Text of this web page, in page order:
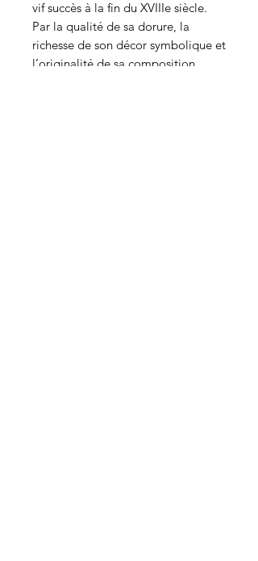
vif succès à la fin du XVIIIe siècle.
Par la qualité de sa dorure, la
richesse de son décor symbolique et
l’originalité de sa composition,